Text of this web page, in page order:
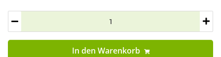
In den Warenkorb